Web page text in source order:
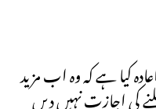
کیا ہے کہ وہ اب مزید
کی اجازت نہیں دیں